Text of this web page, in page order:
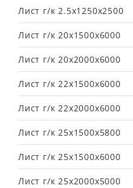
Лист г/к 2.5х1250х2500
Лист г/к 20х1500х6000
Лист г/к 20х2000х6000
Лист г/к 22х1500х6000
Лист г/к 22х2000х6000
Лист г/к 25х1500х5800
Лист г/к 25х1500х6000
Лист г/к 25х2000х5000